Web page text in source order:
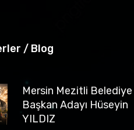
/ Blog
Mersin Mezitli Belediye
Başkan Adayı Hüseyin
YILDIZ